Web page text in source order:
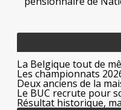
La Belgique tout de
Les championnats
Deux anciens de la
Le BUC recrute pour
Résultat historique,